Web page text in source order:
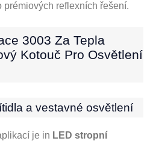
reflexních řešení.
3003 Za Tepla
Kotouč Pro Osvětlení
a vestavné osvětlení
je in LED stropní